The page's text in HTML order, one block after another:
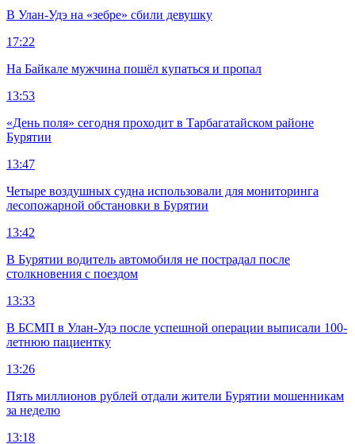
В Улан-Удэ на «зебре» сбили девушку
17:22
На Байкале мужчина пошёл купаться и пропал
13:53
«День поля» сегодня проходит в Тарбагатайском районе
Бурятии
13:47
Четыре воздушных судна использовали для мониторинга
лесопожарной обстановки в Бурятии
13:42
В Бурятии водитель автомобиля не пострадал после
столкновения с поездом
13:33
В БСМП в Улан-Удэ после успешной операции выписали 100-
летнюю пациентку
13:26
Пять миллионов рублей отдали жители Бурятии мошенникам
за неделю
13:18